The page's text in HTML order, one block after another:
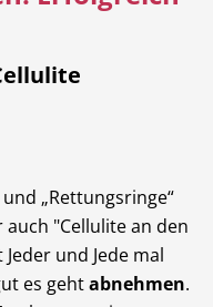
„Rettungsringe“
"Cellulite an den
und Jede mal
es gehtabnehmen.